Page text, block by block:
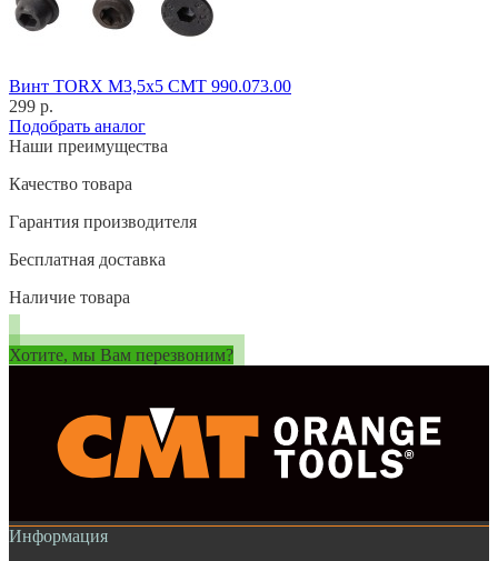
Винт TORX M3,5x5 CMT 990.073.00
299 р.
Подобрать аналог
Наши преимущества
Качество товара
Гарантия производителя
Бесплатная доставка
Наличие товара
Хотите, мы Вам перезвоним?
Информация